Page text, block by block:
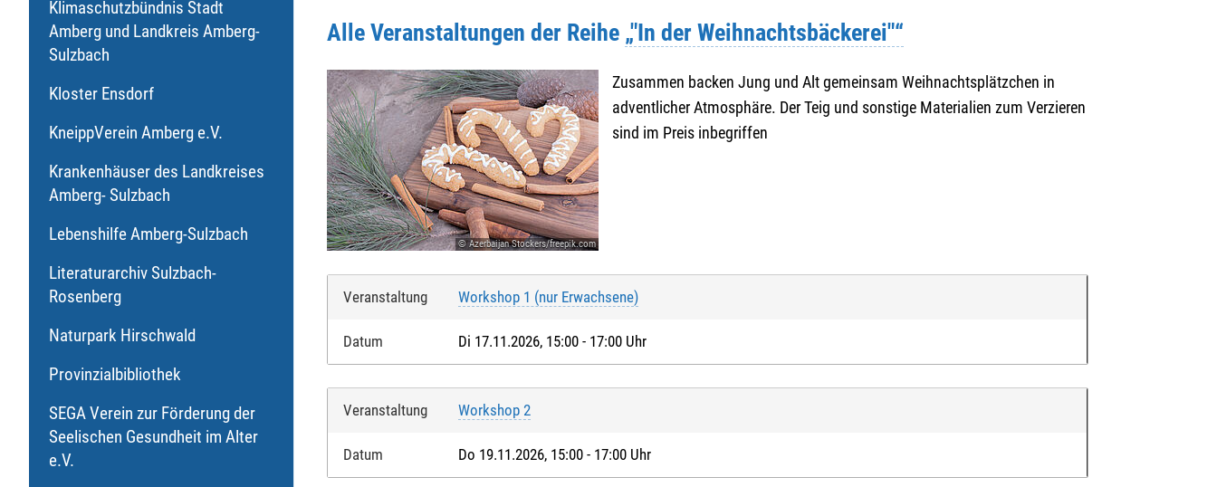
Klimaschutzbündnis Stadt
Amberg und Landkreis Amberg-
Sulzbach
Kloster Ensdorf
KneippVerein Amberg e.V.
Krankenhäuser des Landkreises
Amberg- Sulzbach
Lebenshilfe Amberg-Sulzbach
Literaturarchiv Sulzbach-
Rosenberg
Naturpark Hirschwald
Provinzialbibliothek
SEGA Verein zur Förderung der
Seelischen Gesundheit im Alter
e.V.
Alle Veranstaltungen der Reihe „"In der Weihnachtsbäckerei"“
© Azerbaijan Stockers/freepik.com
Zusammen backen Jung und Alt gemeinsam Weihnachtsplätzchen in
adventlicher Atmosphäre. Der Teig und sonstige Materialien zum Verzieren
sind im Preis inbegriffen
Veranstaltung Workshop 1 (nur Erwachsene)
Datum Di 17.11.2026, 15:00 - 17:00 Uhr
Veranstaltung Workshop 2
Datum Do 19.11.2026, 15:00 - 17:00 Uhr